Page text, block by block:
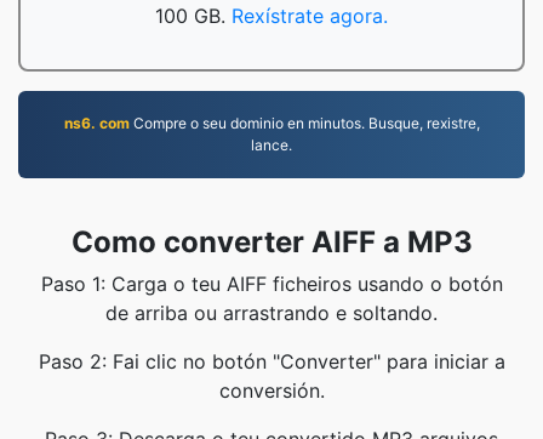
100 GB. Rexístrate agora.
ns6. comCompre o seu dominio en minutos. Busque, rexistre,
lance.
Como converter AIFF a MP3
Paso 1: Carga o teu AIFF ficheiros usando o botón
de arriba ou arrastrando e soltando.
Paso 2: Fai clic no botón "Converter" para iniciar a
conversión.